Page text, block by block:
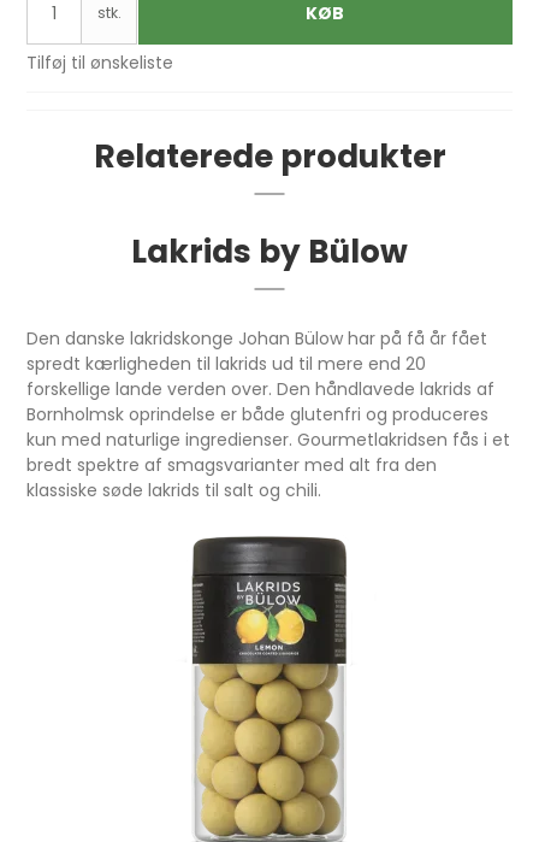
stk. KØB
Tilføj til ønskeliste
Relaterede produkter
Lakrids by Bülow
Den danske lakridskonge Johan Bülow har på få år fået
spredt kærligheden til lakrids ud til mere end 20
forskellige lande verden over. Den håndlavede lakrids af
Bornholmsk oprindelse er både glutenfri og produceres
kun med naturlige ingredienser. Gourmetlakridsen fås i et
bredt spektre af smagsvarianter med alt fra den
klassiske søde lakrids til salt og chili.